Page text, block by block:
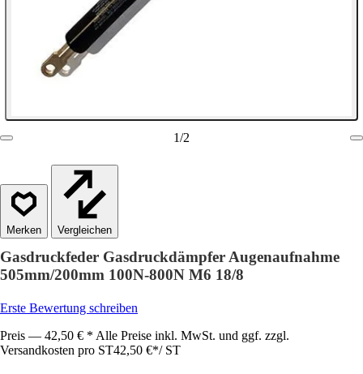
1/2
Vergleichen
Gasdruckfeder Gasdruckdämpfer Augenaufnahme
505mm/200mm 100N-800N M6 18/8
Erste Bewertung schreiben
Preis — 42,50 € * Alle Preise inkl. MwSt. und ggf. zzgl.
Versandkosten pro ST42,50 €*/ ST